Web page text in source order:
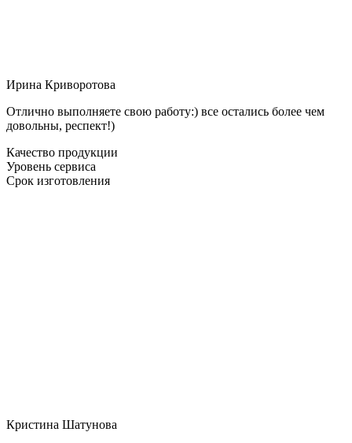
Ирина Криворотова
Отлично выполняете свою работу:) все остались более чем
довольны, респект!)
Качество продукции
Уровень сервиса
Срок изготовления
Кристина Шатунова